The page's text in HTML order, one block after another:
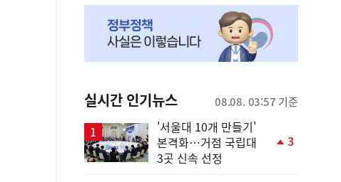
실시간 인기뉴스 08.08. 03:57 기준
'서울대 10개 만들기'
본격화…거점 국립대
3곳 신속 선정
3